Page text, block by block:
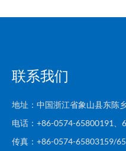
联系我们
地址：中国浙江省象山县东陈
电话：+86-0574-65800191
传真：+86-0574-65803159/